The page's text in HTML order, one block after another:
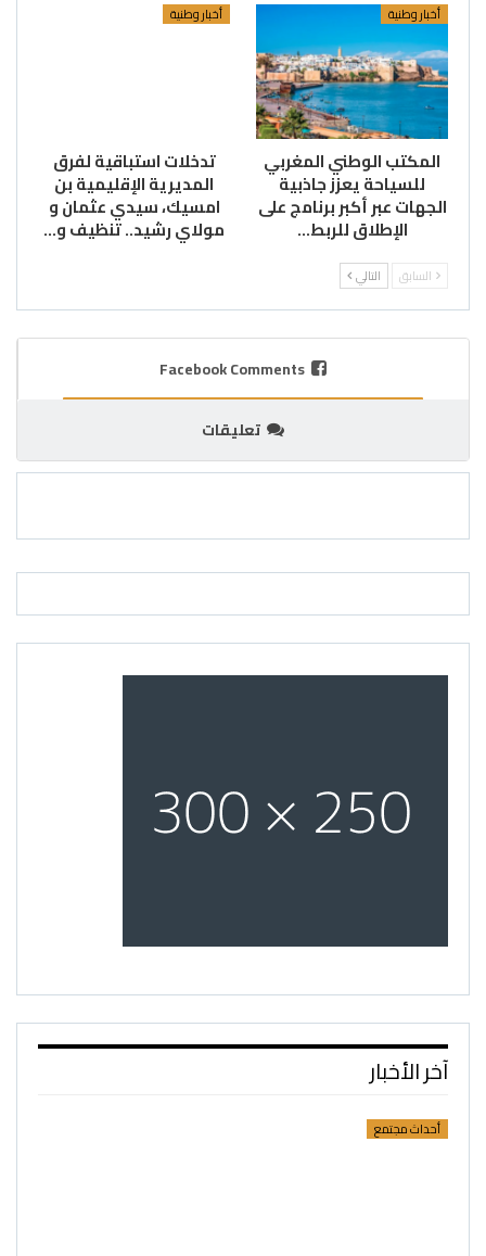
أخبار وطنية
المكتب الوطني المغربي
للسياحة يعزز جاذبية
الجهات عبر أكبر برنامج على
الإطلاق للربط…
أخبار وطنية
تدخلات استباقية لفرق
المديرية الإقليمية بن
امسيك، سيدي عثمان و
مولاي رشيد.. تنظيف و…
السابق التالي
Facebook Comments
تعليقات
آخر الأخبار
أحداث مجتمع